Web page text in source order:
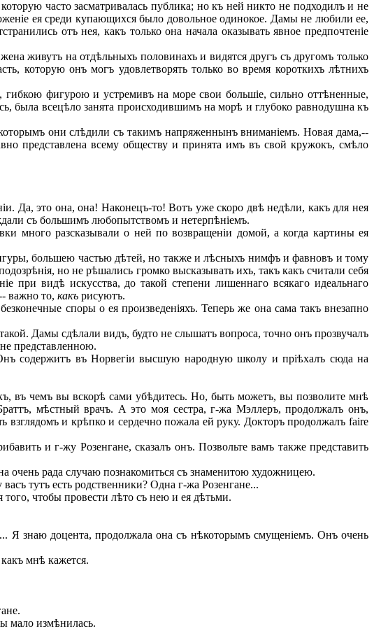
часто засматривалась публика; но къ ней никто не подходилъ и не
ея среди купающихся было довольное одинокое. Дамы не любили ее,
отъ нея, какъ только она начала оказывать явное предпочтеніе
живутъ на отдѣльныхъ половинахъ и видятся другъ съ другомъ только
которую онъ могъ удовлетворять только во время короткихъ лѣтнихъ
фигурою и устремивъ на море свои большіе, сильно оттѣненные,
была всецѣло занята происходившимъ на морѣ и глубоко равнодушна къ
они слѣдили съ такимъ напряженнынъ вниманіемъ. Новая дама,--
представлена всему обществу и принята имъ въ свой кружокъ, смѣло
Да, это она, она! Наконецъ-то! Вотъ уже скоро двѣ недѣли, какъ для нея
съ большимъ любопытствомъ и нетерпѣніемъ.
разсказывали о ней по возвращеніи домой, а когда картины ея
большею частью дѣтей, но также и лѣсныхъ нимфъ и фавновъ и тому
но не рѣшались громко высказывать ихъ, такъ какъ считали себя
при видѣ искусства, до такой степени лишеннаго всякаго идеальнаго
важно то, какъ рисуютъ.
споры о ея произведеніяхъ. Теперь же она сама такъ внезапно
Дамы сдѣлали видъ, будто не слышатъ вопроса, точно онъ прозвучалъ
представленною.
содержитъ въ Норвегіи высшую народную школу и пріѣхалъ сюда на
въ чемъ вы вскорѣ сами убѣдитесь. Но, быть можетъ, вы позволите мнѣ
мѣстный врачъ. А это моя сестра, г-жа Мэллеръ, продолжалъ онъ,
взглядомъ и крѣпко и сердечно пожала ей руку. Докторъ продолжалъ faire
и г-жу Розенгане, сказалъ онъ. Позвольте вамъ также представить
рада случаю познакомиться съ знаменитою художницею.
тутъ есть родственники? Одна г-жа Розенгане...
чтобы провести лѣто съ нею и ея дѣтьми.
Я знаю доцента, продолжала она съ нѣкоторымъ смущеніемъ. Онъ очень
мнѣ кажется.
мало измѣнилась.